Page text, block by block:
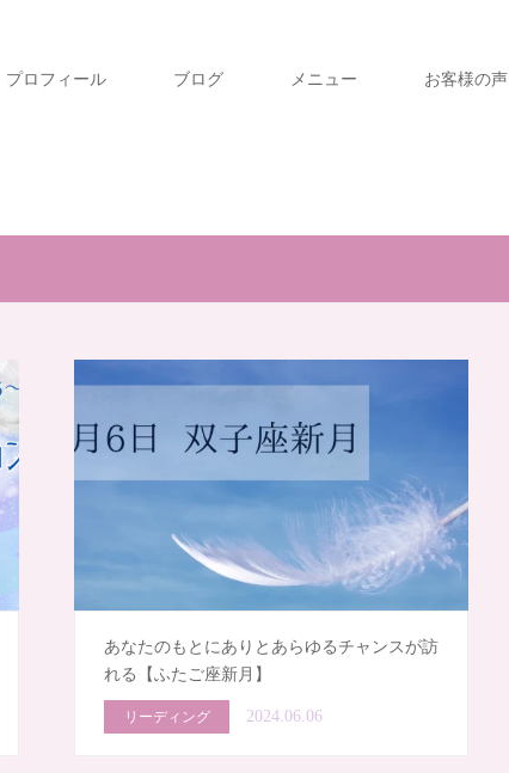
プロフィール ブログ メニュー お客様の声
あなたのもとにありとあらゆるチャンスが訪
れる【ふたご座新月】
リーディング 2024.06.06